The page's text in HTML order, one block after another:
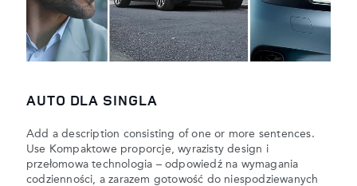
AUTO DLA SINGLA
Add a description consisting of one or more sentences.
Use Kompaktowe proporcje, wyrazisty design i
przełomowa technologia – odpowiedź na wymagania
codzienności, a zarazem gotowość do niespodziewanych